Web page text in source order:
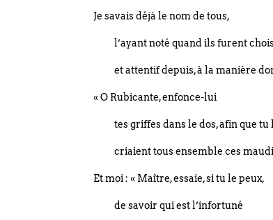
Je savais déjà le nom de tous,
l’ayant noté quand ils furent
et attentif depuis, à la manière
« O Rubicante, enfonce-lui
tes griffes dans le dos, afin que tu
criaient tous ensemble ces
Et moi : « Maître, essaie, si tu le peux,
de savoir qui est l’infortuné